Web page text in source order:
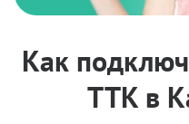
Как
ТТК в